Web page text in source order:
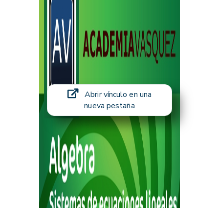
Abrir vínculo en una
nueva pestaña